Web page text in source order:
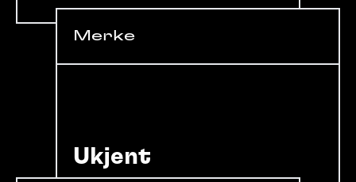
Merke
Ukjent